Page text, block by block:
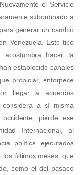
el Servicio
subordinado a
generar un cambio
Venezuela.
Este tipo
acostumbra hacer la
establecido canales
propiciar, entorpece
llegar a acuerdos
a sí misma
pierde ese
Internacional, al
política ejecutados
últimos meses, que
como el del pasado